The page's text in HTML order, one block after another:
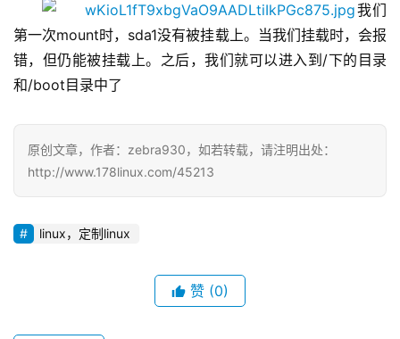
我们
第一次mount时，sda1没有被挂载上。当我们挂载时，会报
错，但仍能被挂载上。之后，我们就可以进入到/下的目录
和/boot目录中了
原创文章，作者：zebra930，如若转载，请注明出处：
http://www.178linux.com/45213
linux，定制linux
赞 (0)